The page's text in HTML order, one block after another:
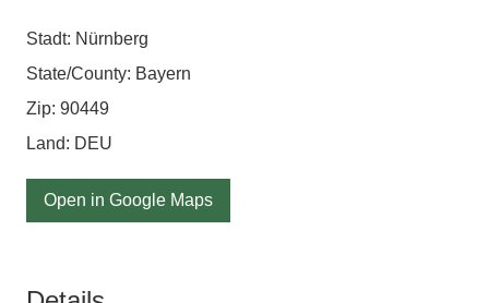
Stadt: Nürnberg
State/County: Bayern
Zip: 90449
Land: DEU
Open in Google Maps